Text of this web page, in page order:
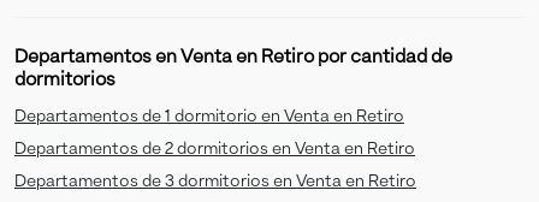
Departamentos en Venta en Retiro por cantidad de
dormitorios
Departamentos de 1 dormitorio en Venta en Retiro
Departamentos de 2 dormitorios en Venta en Retiro
Departamentos de 3 dormitorios en Venta en Retiro